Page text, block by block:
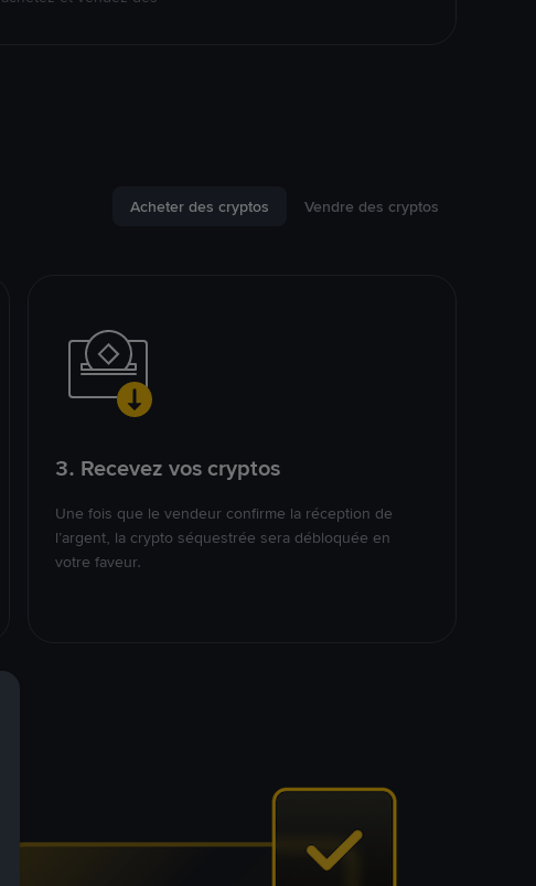
Acheter des cryptos Vendre des cryptos
3. Recevez vos cryptos
Une fois que le vendeur confirme la réception de
l’argent, la crypto séquestrée sera débloquée en
votre faveur.